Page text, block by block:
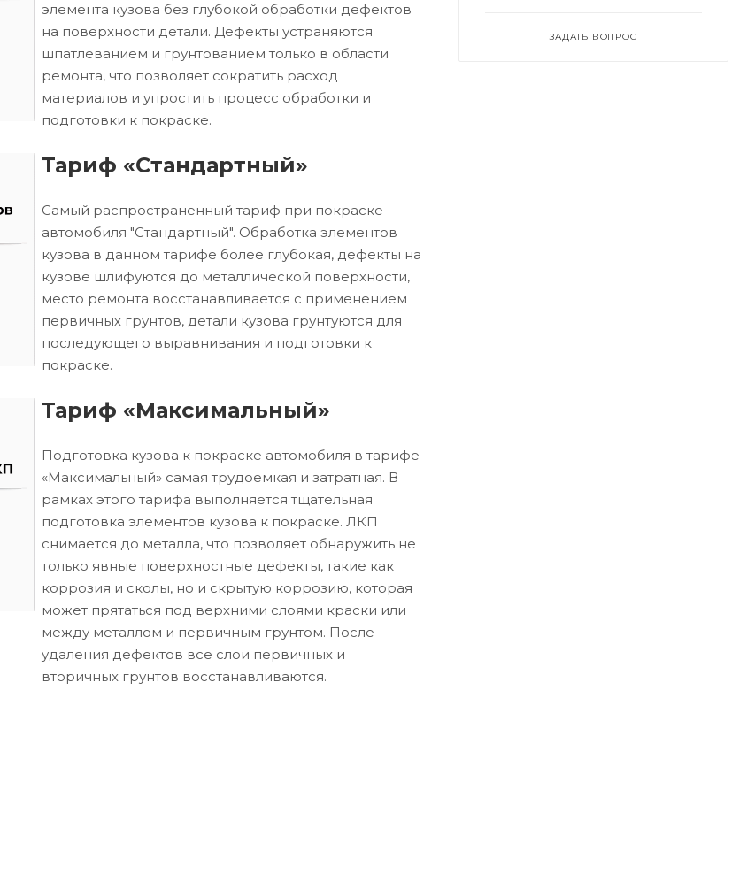
элемента кузова без глубокой обработки дефектов
на поверхности детали. Дефекты устраняются
шпатлеванием и грунтованием только в области
ремонта, что позволяет сократить расход
материалов и упростить процесс обработки и
подготовки к покраске.
Тариф «Стандартный»
Самый распространенный тариф при покраске
автомобиля "Стандартный". Обработка элементов
кузова в данном тарифе более глубокая, дефекты на
кузове шлифуются до металлической поверхности,
место ремонта восстанавливается с применением
первичных грунтов, детали кузова грунтуются для
последующего выравнивания и подготовки к
покраске.
Тариф «Максимальный»
Подготовка кузова к покраске автомобиля в тарифе
«Максимальный» самая трудоемкая и затратная. В
рамках этого тарифа выполняется тщательная
подготовка элементов кузова к покраске. ЛКП
снимается до металла, что позволяет обнаружить не
только явные поверхностные дефекты, такие как
коррозия и сколы, но и скрытую коррозию, которая
может прятаться под верхними слоями краски или
между металлом и первичным грунтом. После
удаления дефектов все слои первичных и
вторичных грунтов восстанавливаются.
ЗАДАТЬ ВОПРОС